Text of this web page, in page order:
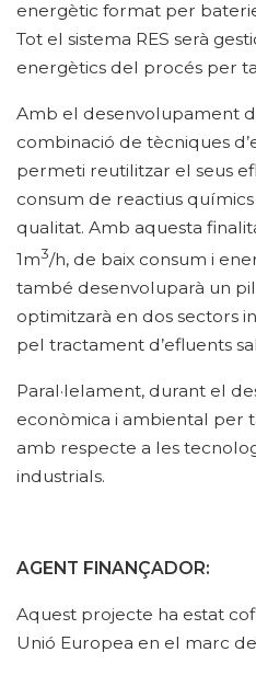
energètic format per
Tot el sistema RES serà
energètics del procés per
Amb el desenvolupament
combinació de tècniques
permeti reutilitzar el seus
consum de reactius
qualitat. Amb aquesta
1m3/h, de baix consum i
també desenvoluparà un
optimitzarà en dos sectors
pel tractament d’efluents
Paral·lelament, durant el
econòmica i ambiental per
amb respecte a les
industrials.
AGENT FINANÇADOR:
Aquest projecte ha estat
Unió Europea en el marc